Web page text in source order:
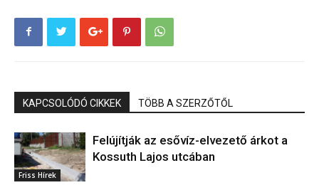
KAPCSOLÓDÓ CIKKEK TÖBB A SZERZŐTŐL
Friss Hírek
Felújítják az esővíz-elvezető árkot a
Kossuth Lajos utcában